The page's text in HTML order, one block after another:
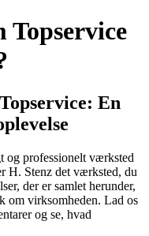
Topservice
En
og professionelt værksted
H. Stenz det værksted, du
der er samlet herunder,
om virksomheden. Lad os
og se, hvad